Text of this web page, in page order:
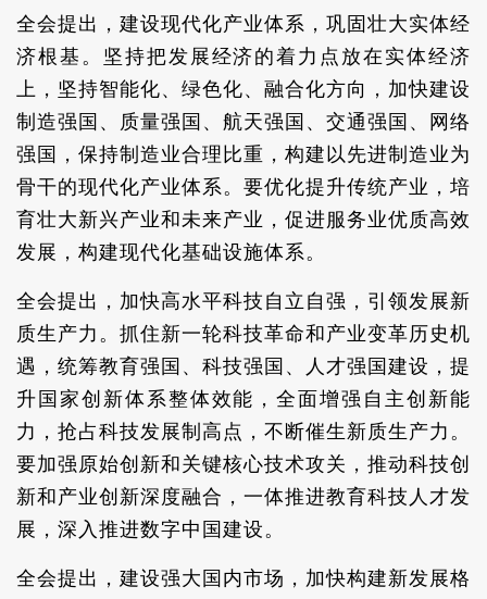
全会提出，建设现代化产业体系，巩固壮大实体经
济根基。坚持把发展经济的着力点放在实体经济
上，坚持智能化、绿色化、融合化方向，加快建设
制造强国、质量强国、航天强国、交通强国、网络
强国，保持制造业合理比重，构建以先进制造业为
骨干的现代化产业体系。要优化提升传统产业，培
育壮大新兴产业和未来产业，促进服务业优质高效
发展，构建现代化基础设施体系。
全会提出，加快高水平科技自立自强，引领发展新
质生产力。抓住新一轮科技革命和产业变革历史机
遇，统筹教育强国、科技强国、人才强国建设，提
升国家创新体系整体效能，全面增强自主创新能
力，抢占科技发展制高点，不断催生新质生产力。
要加强原始创新和关键核心技术攻关，推动科技创
新和产业创新深度融合，一体推进教育科技人才发
展，深入推进数字中国建设。
全会提出，建设强大国内市场，加快构建新发展格